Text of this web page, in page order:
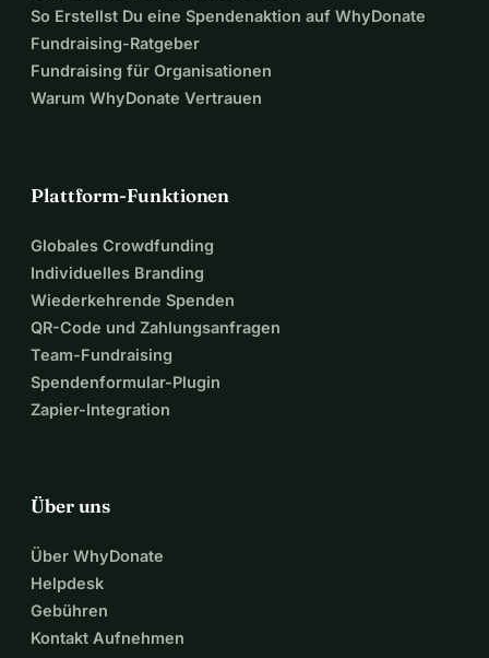
So Erstellst Du eine Spendenaktion auf WhyDonate
Fundraising-Ratgeber
Fundraising für Organisationen
Warum WhyDonate Vertrauen
Plattform-Funktionen
Globales Crowdfunding
Individuelles Branding
Wiederkehrende Spenden
QR-Code und Zahlungsanfragen
Team-Fundraising
Spendenformular-Plugin
Zapier-Integration
Über uns
Über WhyDonate
Helpdesk
Gebühren
Kontakt Aufnehmen